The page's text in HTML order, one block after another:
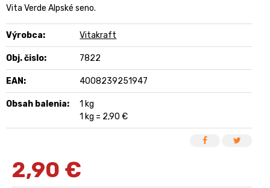
Vita Verde Alpské seno.
Výrobca: Vitakraft
Obj. čislo: 7822
EAN: 4008239251947
Obsah balenia:
1 kg
1 kg = 2,90 €
2,90 €